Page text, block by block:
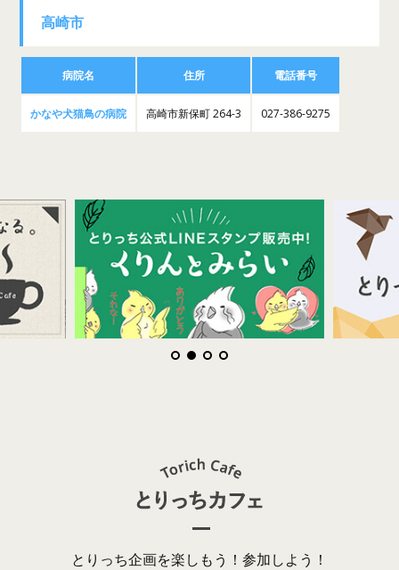
高崎市
病院名 住所 電話番号
かなや犬猫鳥の病院 高崎市新保町 264-3 027-386-9275
とりっち企画を楽しもう！参加しよう！